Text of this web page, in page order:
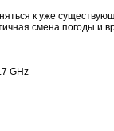
к уже
смена погоды и
GHz